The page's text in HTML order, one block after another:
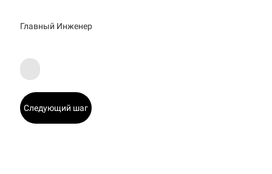
Главный Инженер
Следующий шаг